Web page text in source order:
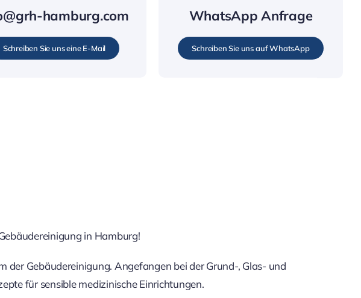
hamburg.com
Schreiben Sie uns eine E-Mail
WhatsApp Anfrage
Schreiben Sie uns auf WhatsApp
in Hamburg!
der Gebäudereinigung. Angefangen bei der Grund-, Glas- und
für sensible medizinische Einrichtungen.